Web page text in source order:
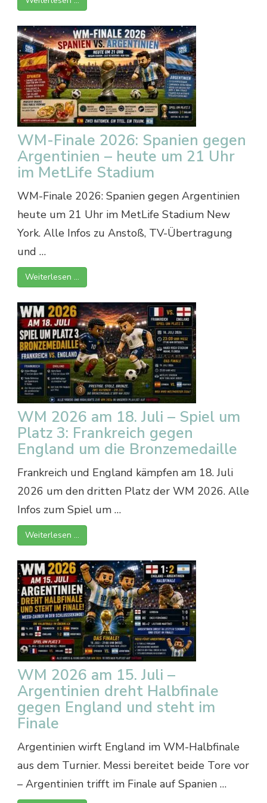
WM-Finale 2026: Spanien gegen
Argentinien – heute um 21 Uhr
im MetLife Stadium
WM-Finale 2026: Spanien gegen Argentinien
heute um 21 Uhr im MetLife Stadium New
York. Alle Infos zu Anstoß, TV-Übertragung
und …
Weiterlesen …
WM 2026 am 18. Juli – Spiel um
Platz 3: Frankreich gegen
England um die Bronzemedaille
Frankreich und England kämpfen am 18. Juli
2026 um den dritten Platz der WM 2026. Alle
Infos zum Spiel um …
Weiterlesen …
WM 2026 am 15. Juli –
Argentinien dreht Halbfinale
gegen England und steht im
Finale
Argentinien wirft England im WM-Halbfinale
aus dem Turnier. Messi bereitet beide Tore vor
– Argentinien trifft im Finale auf Spanien …